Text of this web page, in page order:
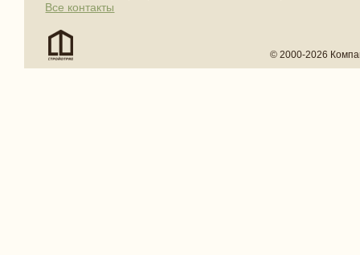
Все контакты
© 2000-2026